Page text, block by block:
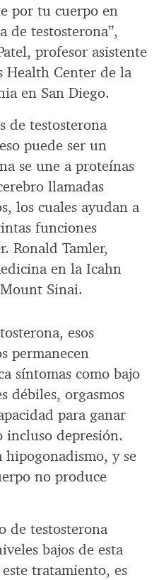
por tu cuerpo en
de testosterona”,
profesor asistente
Health Center de la
en San Diego.
de testosterona
puede ser un
se une a proteínas
llamadas
los cuales ayudan a
funciones
Ronald Tamler,
en la Icahn
Sinai.
esos
permanecen
síntomas como bajo
débiles, orgasmos
para ganar
incluso depresión.
hipogonadismo, y se
no produce
de testosterona
bajos de esta
tratamiento, es